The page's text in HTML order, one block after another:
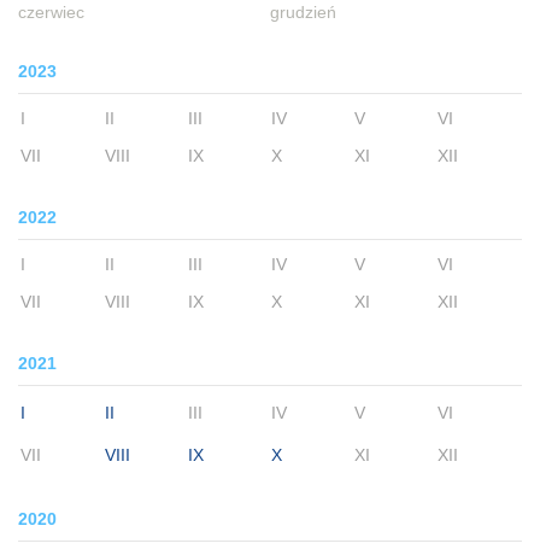
czerwiec
grudzień
2023
I II III IV V
VI
VII
VIII IX X XI XII
2022
I II III IV V
VI
VII
VIII IX X XI XII
2021
I II III IV V VI
VII VIII IX X XI XII
2020